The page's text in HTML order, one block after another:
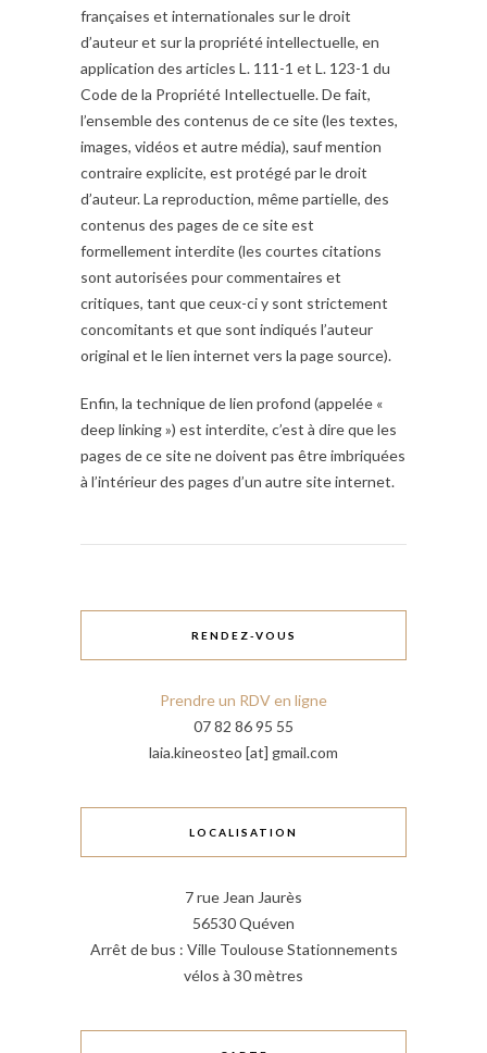
françaises et internationales sur le droit
d’auteur et sur la propriété intellectuelle, en
application des articles L. 111-1 et L. 123-1 du
Code de la Propriété Intellectuelle. De fait,
l’ensemble des contenus de ce site (les textes,
images, vidéos et autre média), sauf mention
contraire explicite, est protégé par le droit
d’auteur. La reproduction, même partielle, des
contenus des pages de ce site est
formellement interdite (les courtes citations
sont autorisées pour commentaires et
critiques, tant que ceux-ci y sont strictement
concomitants et que sont indiqués l’auteur
original et le lien internet vers la page source).
Enfin, la technique de lien profond (appelée «
deep linking ») est interdite, c’est à dire que les
pages de ce site ne doivent pas être imbriquées
à l’intérieur des pages d’un autre site internet.
RENDEZ-VOUS
Prendre un RDV en ligne
07 82 86 95 55
laia.kineosteo [at] gmail.com
LOCALISATION
7 rue Jean Jaurès
56530 Quéven
Arrêt de bus : Ville Toulouse Stationnements
vélos à 30 mètres